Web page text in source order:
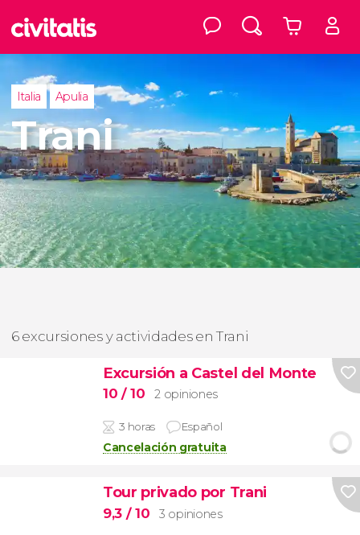
Italia Apulia
Trani
6 excursiones y actividades en Trani
Excursión a Castel del Monte
10 / 10 2 opiniones
3 horas Español
Cancelación gratuita
Tour privado por Trani
9,3 / 10 3 opiniones